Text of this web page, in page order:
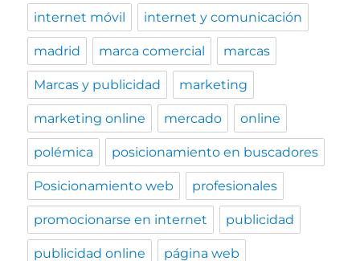
internet móvil internet y comunicación
madrid marca comercial marcas
Marcas y publicidad marketing
marketing online mercado online
polémica posicionamiento en buscadores
Posicionamiento web profesionales
promocionarse en internet publicidad
publicidad online página web